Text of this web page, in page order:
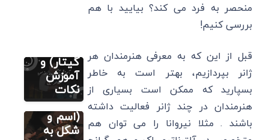
منحصر به فرد می کند؟ بیایید با هم
بررسی کنیم!
قبل از این که به معرفی هنرمندان هر
ژانر بپردازیم، بهتر است به خاطر
بسپارید که ممکن است بسیاری از
هنرمندان در چند ژانر فعالیت داشته
باشند . مثلا نیروانا را می توان هم
گیتار) و
آموزش
نکات
دیگر
نت های
موسیقی
ایرانی
(اسم و
شکل به
مطالب متنوع
چگونه یک
قطعه
مطالب متنوع
دیگر